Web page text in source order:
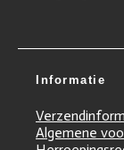
Informatie
Algemene